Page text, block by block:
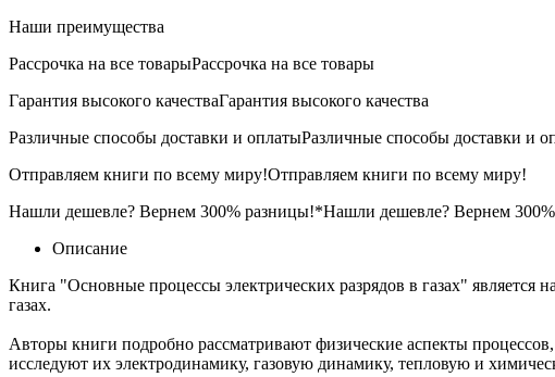
Наши преимущества
Рассрочка на все товарыРассрочка на все товары
Гарантия высокого качестваГарантия высокого качества
Различные способы доставки и оплатыРазличные способы доставки и
Отправляем книги по всему миру!Отправляем книги по всему миру!
Нашли дешевле? Вернем 300% разницы!*Нашли дешевле? Вернем
Описание
Книга "Основные процессы электрических разрядов в газах"
газах.
Авторы книги подробно рассматривают физические аспекты
исследуют их электродинамику, газовую динамику, тепловую и